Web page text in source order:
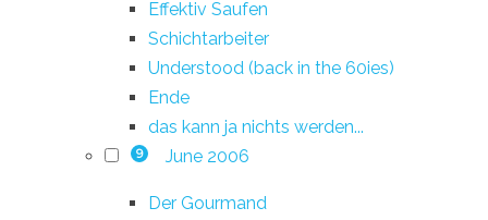
Effektiv Saufen
Schichtarbeiter
Understood (back in the 60ies)
Ende
das kann ja nichts werden...
9 June 2006
Der Gourmand